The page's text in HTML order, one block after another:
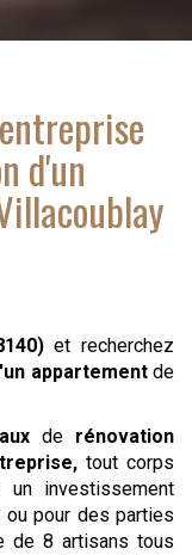
d'un
et recherchez
appartementde
de rénovation
tout corps
investissement
ou pour des parties
de 8 artisans tous